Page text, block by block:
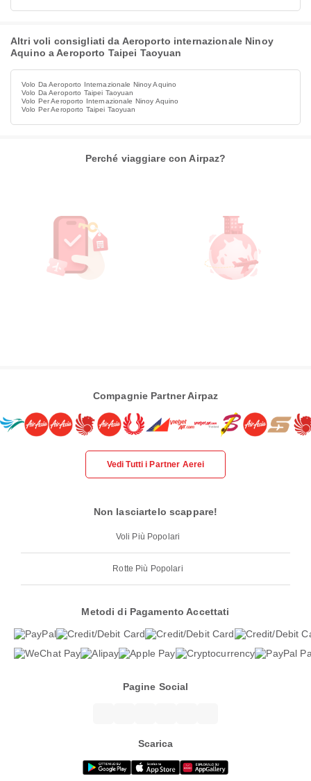
Altri voli consigliati da Aeroporto internazionale Ninoy
Aquino a Aeroporto Taipei Taoyuan
Volo Da Aeroporto Internazionale Ninoy Aquino
Volo Da Aeroporto Taipei Taoyuan
Volo Per Aeroporto Internazionale Ninoy Aquino
Volo Per Aeroporto Taipei Taoyuan
Perché viaggiare con Airpaz?
Compagnie Partner Airpaz
Vedi Tutti i Partner Aerei
Non lasciartelo scappare!
Voli Più Popolari
Rotte Più Popolari
Metodi di Pagamento Accettati
Pagine Social
Scarica